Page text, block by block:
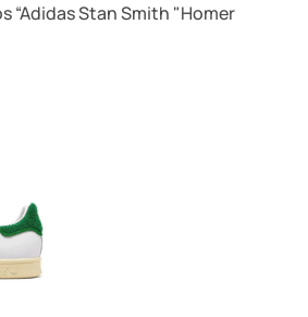
Stan Smith "Homer